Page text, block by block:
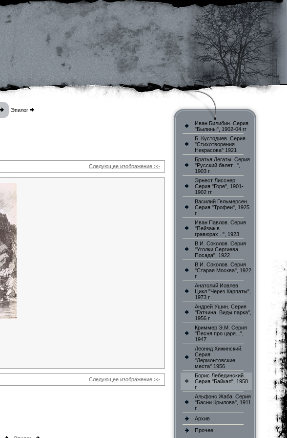
Эпилог
Следующее изображение >>
Следующее изображение >>
Иван Билибин. Серия
"Былины", 1902-04 гг
Б. Кустодиев. Серия
"Стихотворения
Некрасова" 1921
Братья Легаты. Серия
"Русский балет...",
1903 г.
Эрнест Лисснер.
Серия "Горе", 1901-
1902 гг.
Василий Гельмерсен.
Серия "Трофеи", 1925
г.
Иван Павлов. Серия
"Пейзаж в...
гравюрах...", 1923
В.И. Соколов. Серия
"Уголки Сергиева
Посада", 1922
В.И. Соколов. Серия
"Старая Москва", 1922
г.
Анатолий Иовлев.
Цикл "Через Карпаты",
1973 г.
Андрей Ушин. Серия
"Гатчина. Виды парка",
1956 г.
Криммер Э.М. Серия
"Песня про царя...",
1947
Леонид Хижинский.
Серия
"Лермонтовские
места" 1956
Борис Лебединский.
Серия "Байкал", 1958
г.
Альфонс Жаба. Серия
"Басни Крылова", 1911
г.
Архив
Прочее